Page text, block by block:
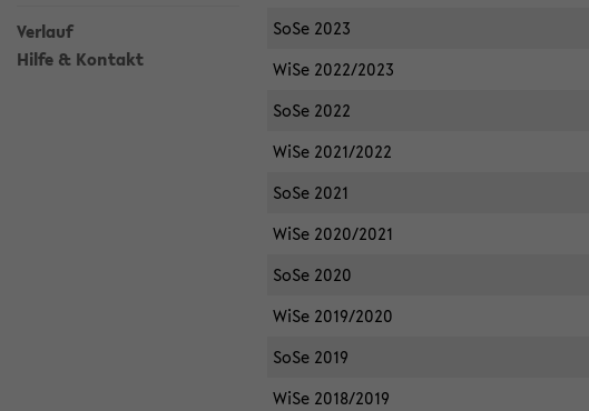
Verlauf
Hilfe & Kontakt
SoSe 2023
WiSe 2022/2023
SoSe 2022
WiSe 2021/2022
SoSe 2021
WiSe 2020/2021
SoSe 2020
WiSe 2019/2020
SoSe 2019
WiSe 2018/2019